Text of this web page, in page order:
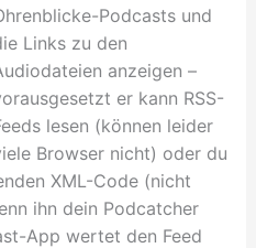
Podcasts und
Links zu den
anzeigen –
er kann RSS-
lesen (können leider
Browser nicht) oder du
XML-Code (nicht
ihn dein Podcatcher
App wertet den Feed